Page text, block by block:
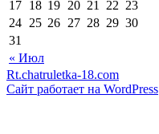
« Июл
17 18 19 20 21 22 23
24 25 26 27 28 29 30
31
Rt.chatruletka-18.com
Сайт работает на WordPress